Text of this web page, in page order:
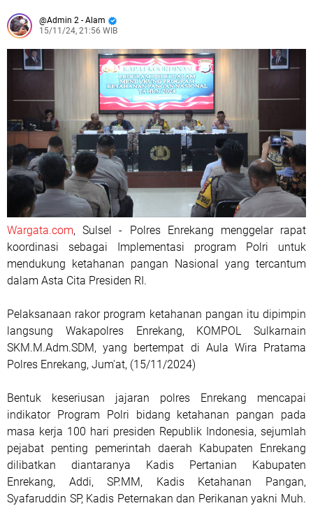
Admin 2 - Alam
15/11/24, 21:56 WIB
Wargata.com, Sulsel - Polres Enrekang menggelar rapat
koordinasi sebagai Implementasi program Polri untuk
mendukung ketahanan pangan Nasional yang tercantum
dalam Asta Cita Presiden RI.
Pelaksanaan rakor program ketahanan pangan itu dipimpin
langsung Wakapolres Enrekang, KOMPOL Sulkarnain
SKM.M.Adm.SDM, yang bertempat di Aula Wira Pratama
Polres Enrekang, Jum'at, (15/11/2024)
Bentuk keseriusan jajaran polres Enrekang mencapai
indikator Program Polri bidang ketahanan pangan pada
masa kerja 100 hari presiden Republik Indonesia, sejumlah
pejabat penting pemerintah daerah Kabupaten Enrekang
dilibatkan diantaranya Kadis Pertanian Kabupaten
Enrekang, Addi, SP.MM, Kadis Ketahanan Pangan,
Syafaruddin SP, Kadis Peternakan dan Perikanan yakni Muh.